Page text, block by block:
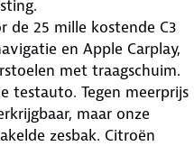
de 25 mille kostende C3
en Apple Carplay,
met traagschuim.
testauto. Tegen meerprijs
maar onze
zesbak. Citroën